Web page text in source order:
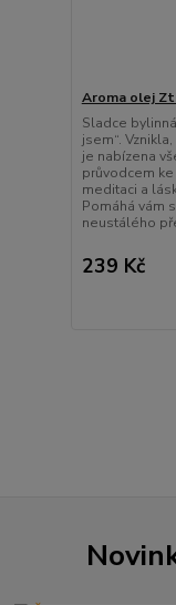
Aroma olej
Sladce
jsem“.
je nabízena
průvodcem
meditaci a
Pomáhá vám
neustálého
239 Kč